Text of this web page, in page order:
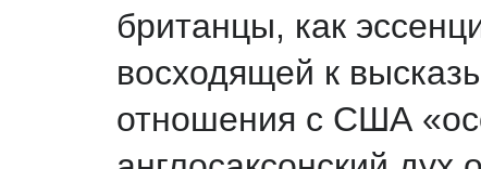
британцы, как
восходящей к
отношения с США